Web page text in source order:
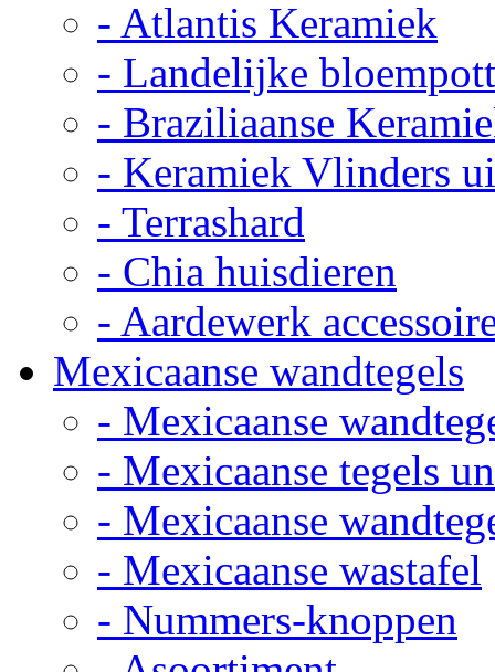
- Atlantis Keramiek
- Landelijke
- Braziliaanse
- Keramiek Vlinders
- Terrashard
- Chia huisdieren
- Aardewerk
Mexicaanse wandtegels
- Mexicaanse
- Mexicaanse tegels
- Mexicaanse
- Mexicaanse wastafel
- Nummers-knoppen